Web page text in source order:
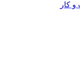
کار